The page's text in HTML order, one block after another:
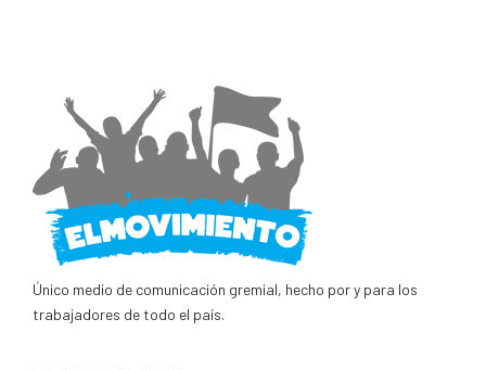
Único medio de comunicación gremial, hecho por y para los
trabajadores de todo el país.